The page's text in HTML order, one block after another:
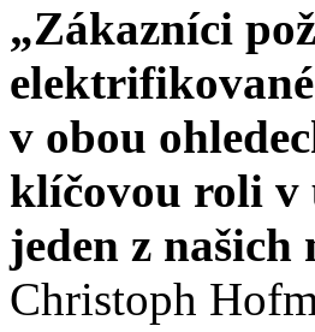
„Zákazníci
v obou
klíčovou roli v
jeden z našich
Christoph